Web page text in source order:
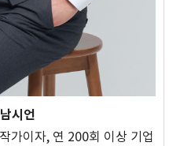
시언
가이자, 연 200회 이상 기업